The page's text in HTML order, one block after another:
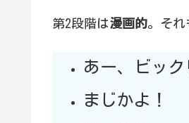
第2段階は漫画的。それ
あー、ビック
まじかよ！